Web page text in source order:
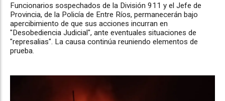
Funcionarios sospechados de la División 911 y el Jefe de
Provincia, de la Policía de Entre Ríos, permanecerán bajo
apercibimiento de que sus acciones incurran en
"Desobediencia Judicial", ante eventuales situaciones de
"represalias". La causa continúa reuniendo elementos de
prueba.